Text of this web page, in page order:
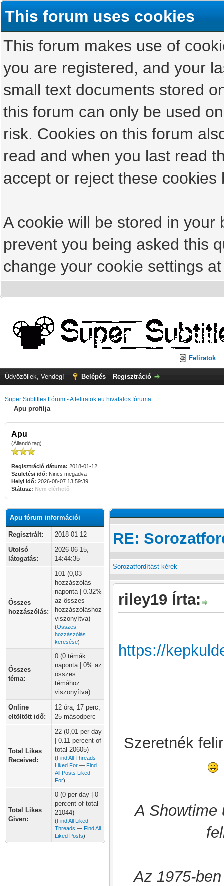
This forum uses cookies
This forum makes use of
you are registered, and your
small text documents stored
this forum can only be used
risk. Cookies on this forum
read and when you last read
accept or reject these cookies
A cookie will be stored in
prevent you being asked this
change your cookie settings
Feliratok
Üdvözöllek, Vendég! Belépés Regisztráció
Super Subtitles Fórum - A feliratok.eu hivatalos fóruma
Apu profilja
Apu
(Állandó tag)
Regisztráció dátuma: 2018-01-12
Születési idő: Nincs megadva
Helyi idő: 2026-08-07 13:59:39
Státusz: Nem elérhető
Apu fórum információi
Regisztrált:
2018-01-12
Utolsó
látogatás:
2026-06-15,
14:44:35
Összes
hozzászólás:
101 (0,03
hozzászólás
naponta | 0.32%
az összes
hozzászóláshoz
viszonyítva)
(Összes
hozzászólás
keresése)
Összes
téma:
0 (0 témák
naponta | 0% az
összes
témához
viszonyítva)
Online
eltöltött idő:
12 óra, 17 perc,
25 másodperc
Total Likes
Received:
22 (0,01 per day
| 0.11 percent of
total 20605)
(Find All Threads
Liked For — Find
All Posts Liked
For)
Total Likes
Given:
0 (0 per day | 0
percent of total
21044)
(Find All Liked
Threads — Find All
Liked Posts)
RE:
Sorozatfordítást kérek
riley19 Írta:
https://
Szeretnék feli
A Showtime
Az 1975-